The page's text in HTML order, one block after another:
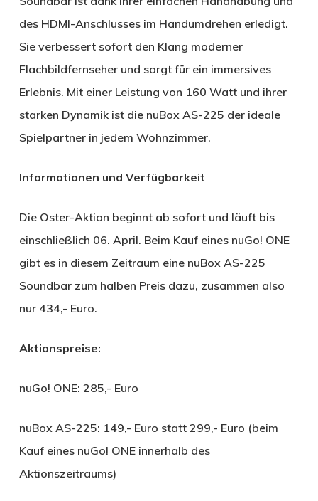
des HDMI-Anschlusses im Handumdrehen erledigt.
Sie verbessert sofort den Klang moderner
Flachbildfernseher und sorgt für ein immersives
Erlebnis. Mit einer Leistung von 160 Watt und ihrer
starken Dynamik ist die nuBox AS-225 der ideale
Spielpartner in jedem Wohnzimmer.
Informationen und Verfügbarkeit
Die Oster-Aktion beginnt ab sofort und läuft bis
einschließlich 06. April. Beim Kauf eines nuGo! ONE
gibt es in diesem Zeitraum eine nuBox AS-225
Soundbar zum halben Preis dazu, zusammen also
nur 434,- Euro.
Aktionspreise:
nuGo! ONE: 285,- Euro
nuBox AS-225: 149,- Euro statt 299,- Euro (beim
Kauf eines nuGo! ONE innerhalb des
Aktionszeitraums)